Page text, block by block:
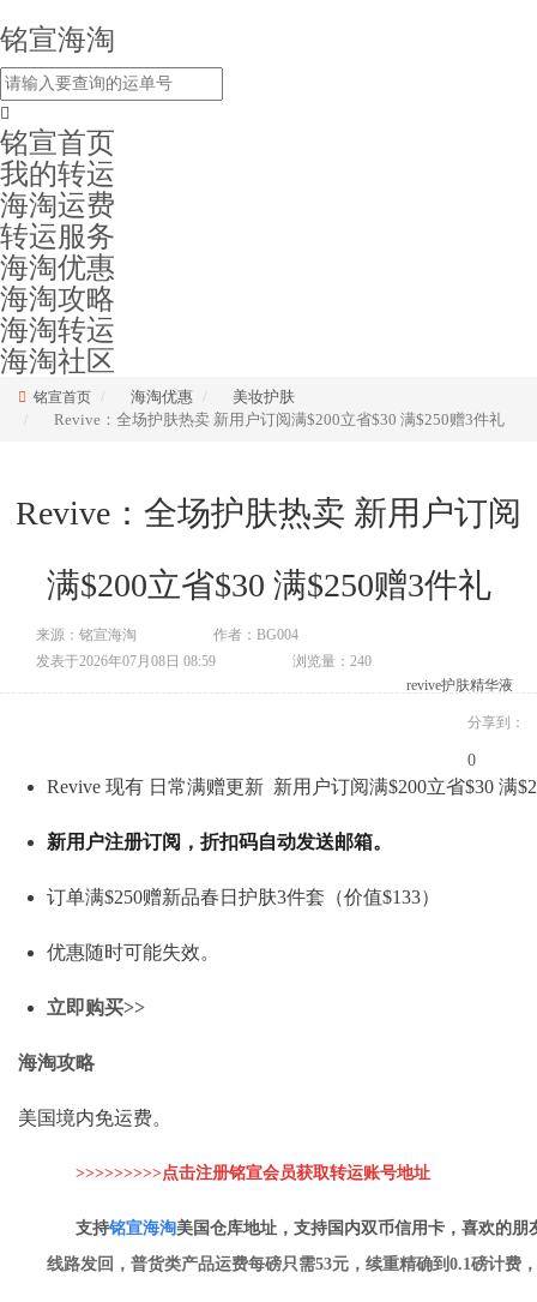
铭宣海淘
铭宣首页
我的转运
海淘运费
转运服务
海淘优惠
海淘攻略
海淘转运
海淘社区
铭宣首页 海淘优惠
美妆护肤
Revive：全场护肤热卖 新用户订阅满$200立省$30 满$250赠3件礼
Revive：全场护肤热卖 新用户订阅
满$200立省$30 满$250赠3件礼
来源：铭宣海淘
作者：BG004
发表于2026年07月08日 08:59
浏览量：240
revive护肤精华液
分享到：
0
Revive 现有 日常满赠更新 新用户订阅满$200立省$30 满
新用户注册订阅，折扣码自动发送邮箱。
订单满$250赠新品春日护肤3件套（价值$133）
优惠随时可能失效。
立即购买>>
海淘攻略
美国境内免运费。
>>>>>>>>>点击注册铭宣会员获取转运账号地址
支持铭宣海淘美国仓库地址，支持国内双币信用卡，喜欢的朋
线路发回，普货类产品运费每磅只需53元，续重精确到0.1磅计费，